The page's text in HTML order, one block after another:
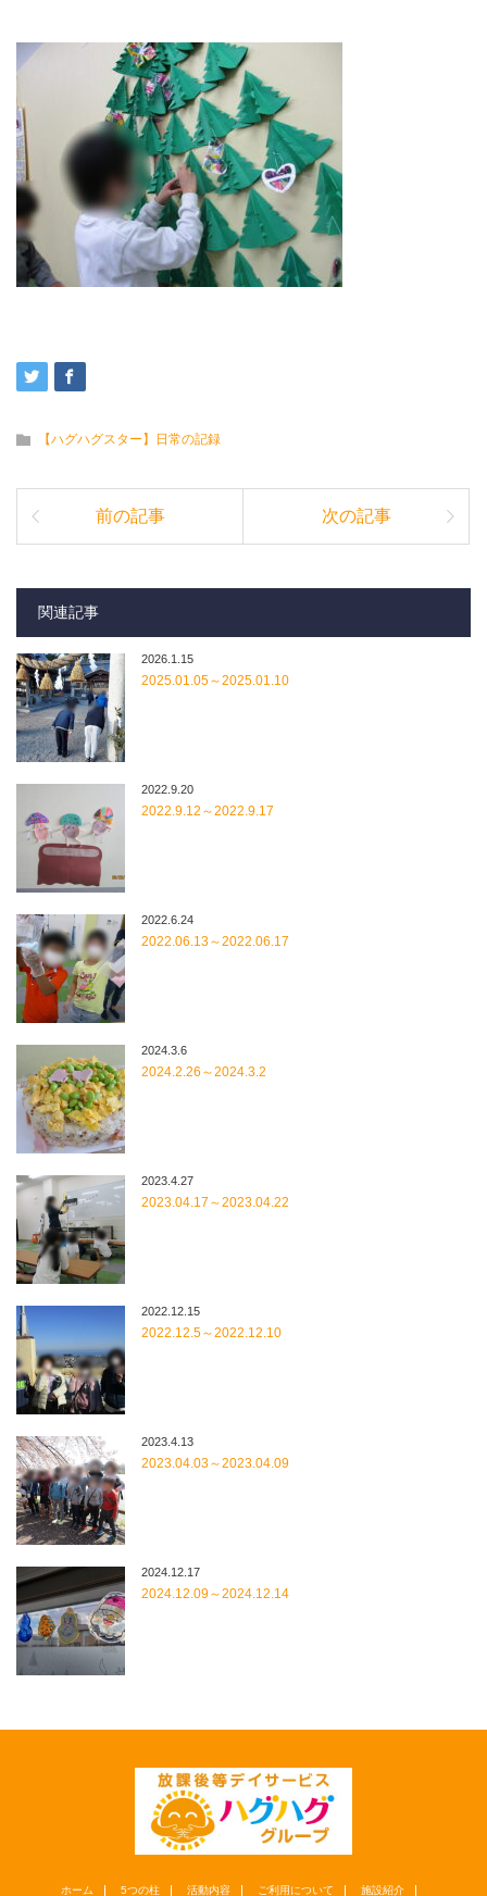
【ハグハグスター】日常の記録
前の記事 次の記事
関連記事
2026.1.15
2025.01.05～2025.01.10
2022.9.20
2022.9.12～2022.9.17
2022.6.24
2022.06.13～2022.06.17
2024.3.6
2024.2.26～2024.3.2
2023.4.27
2023.04.17～2023.04.22
2022.12.15
2022.12.5～2022.12.10
2023.4.13
2023.04.03～2023.04.09
2024.12.17
2024.12.09～2024.12.14
ホーム 5つの柱 活動内容 ご利用について 施設紹介